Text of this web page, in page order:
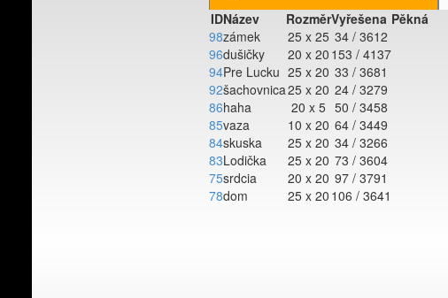
IDNázev RozměrVyřešena Pěkná
98zámek 25 x 25 34 / 3612
96dušičky 20 x 20 153 / 4137
94Pre Lucku 25 x 20 33 / 3681
92šachovnica25 x 20 24 / 3279
86haha 20 x 5 50 / 3458
85vaza 10 x 20 64 / 3449
84skuska 25 x 20 34 / 3266
83Lodička 25 x 20 73 / 3604
75srdcia 20 x 20 97 / 3791
78dom 25 x 20 106 / 3641